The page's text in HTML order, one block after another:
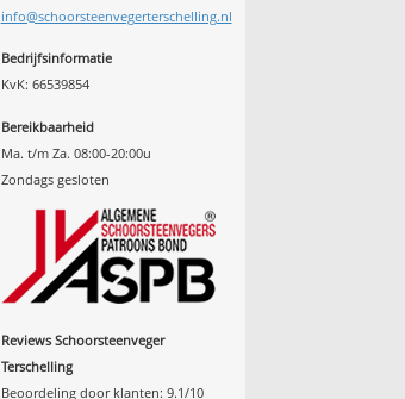
info@schoorsteenvegerterschelling.nl
Bedrijfsinformatie
KvK: 66539854
Bereikbaarheid
Ma. t/m Za. 08:00-20:00u
Zondags gesloten
Reviews Schoorsteenveger
Terschelling
Beoordeling door klanten: 9.1/10